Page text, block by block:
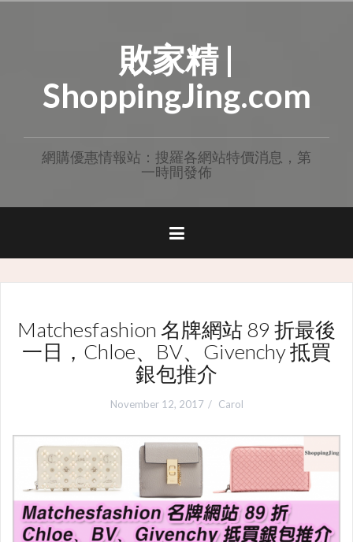
敗家精 |
ShoppingJing.com
網購優惠情報站：搜羅各網站特價消息，第
一時間發佈
Matchesfashion 名牌網站 89 折最後
一日，Chloe、BV、Givenchy 抵買
銀包推介
November 12, 2017 Carol